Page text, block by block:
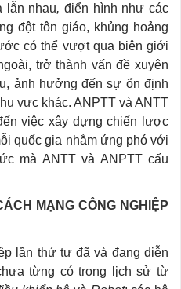
lẫn nhau,điển hình như các
đột tôn giáo, khủng hoảng
có thể vượt qua biên giới
trở thành vấn đề xuyên
ảnh hưởng đến sự ổn định
vực khác. ANPTT và ANTT
việc xây dựng chiến lược
quốc gia nhằm ứng phó với
mà ANTT và ANPTT cấu
MẠNG CÔNG NGHIỆP
lần thứ tư đã và đang diễn
từng có trong lịch sử từ